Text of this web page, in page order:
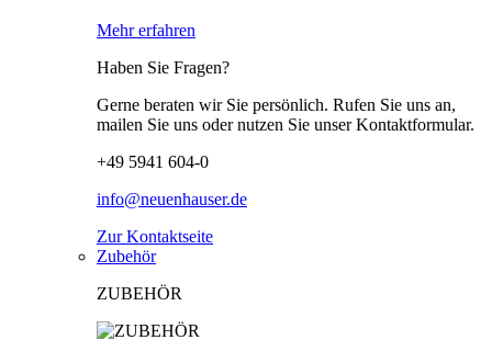
Mehr erfahren
Haben Sie Fragen?
Gerne beraten wir Sie persönlich. Rufen Sie uns an,
mailen Sie uns oder nutzen Sie unser Kontaktformular.
+49 5941 604-0
info@neuenhauser.de
Zur Kontaktseite
Zubehör
ZUBEHÖR